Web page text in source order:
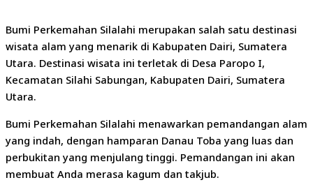
Bumi Perkemahan Silalahi merupakan salah satu destinasi
wisata alam yang menarik di Kabupaten Dairi, Sumatera
Utara. Destinasi wisata ini terletak di Desa Paropo I,
Kecamatan Silahi Sabungan, Kabupaten Dairi, Sumatera
Utara.
Bumi Perkemahan Silalahi menawarkan pemandangan alam
yang indah, dengan hamparan Danau Toba yang luas dan
perbukitan yang menjulang tinggi. Pemandangan ini akan
membuat Anda merasa kagum dan takjub.